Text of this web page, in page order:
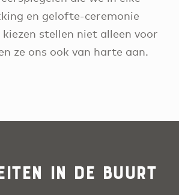
en gelofte-ceremonie
stellen niet alleen voor
ze ons ook van harte aan.
in de buurt